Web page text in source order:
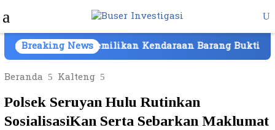
ke
konten
Mobile
Breaking News
Batam, Kepemilikan Kendaraan Barang Bukti Atas
Beranda
Kalteng
Polsek Seruyan Hulu Rutinkan
SosialisasiKan Serta Sebarkan Maklumat